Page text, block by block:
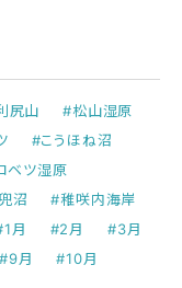
尻山
#松山湿原
#こうほね沼
ベツ湿原
沼
#稚咲内海岸
月 #2月
#3月
#9月
#10月